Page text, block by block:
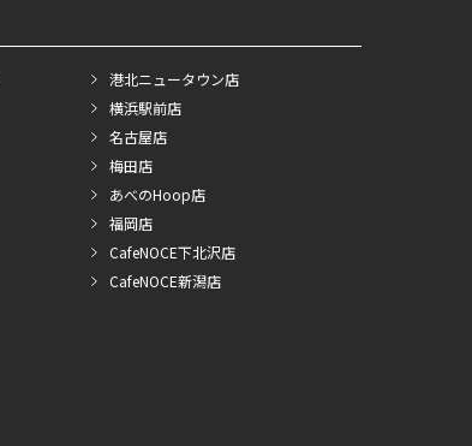
港北ニュータウン店
横浜駅前店
名古屋店
梅田店
あべのHoop店
福岡店
CafeNOCE下北沢店
CafeNOCE新潟店